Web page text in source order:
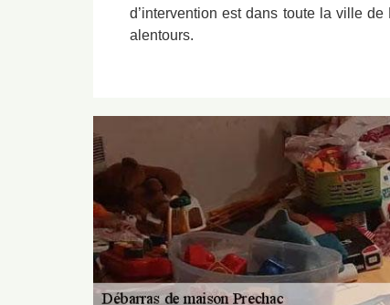
d’intervention est dans toute la ville
alentours.